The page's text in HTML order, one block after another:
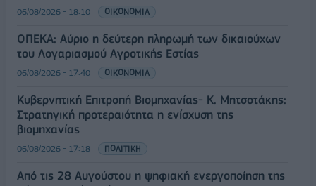
06/08/2026 - 18:10 ΟΙΚΟΝΟΜΙΑ
ΟΠΕΚΑ: Αύριο η δεύτερη πληρωμή των δικαιούχων
του Λογαριασμού Αγροτικής Εστίας
06/08/2026 - 17:40 ΟΙΚΟΝΟΜΙΑ
Κυβερνητική Επιτροπή Βιομηχανίας- Κ. Μητσοτάκης:
Στρατηγική προτεραιότητα η ενίσχυση της
βιομηχανίας
06/08/2026 - 17:18 ΠΟΛΙΤΙΚΗ
Από τις 28 Αυγούστου η ψηφιακή ενεργοποίηση της